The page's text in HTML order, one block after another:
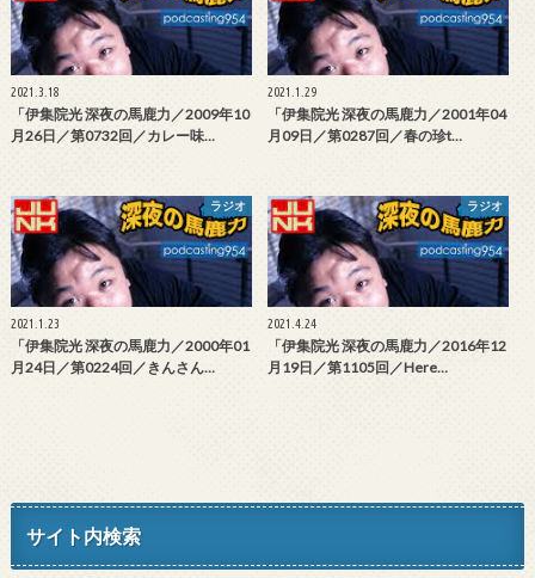
2021.3.18
「伊集院光 深夜の馬鹿力／2009年10
月26日／第0732回／カレー味…
2021.1.29
「伊集院光 深夜の馬鹿力／2001年04
月09日／第0287回／春の珍t…
ラジオ
2021.1.23
「伊集院光 深夜の馬鹿力／2000年01
月24日／第0224回／きんさん…
ラジオ
2021.4.24
「伊集院光 深夜の馬鹿力／2016年12
月19日／第1105回／Here…
サイト内検索